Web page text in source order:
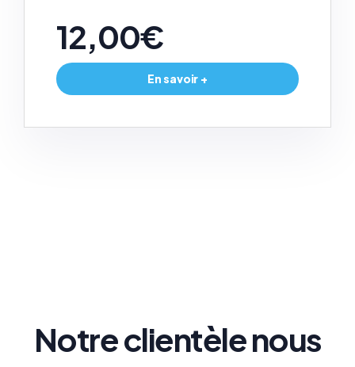
12,00€
En savoir +
Notre clientèle nous